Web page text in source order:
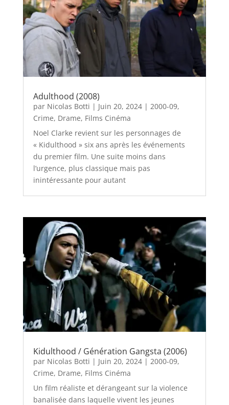
Adulthood (2008)
par Nicolas Botti | Juin 20, 2024| 2000-09,
Crime, Drame, Films Cinéma
Noel Clarke revient sur les personnages de
« Kidulthood » six ans après les événements
du premier film. Une suite moins dans
l’urgence, plus classique mais pas
inintéressante pour autant
Kidulthood / Génération Gangsta (2006)
par Nicolas Botti | Juin 20, 2024| 2000-09,
Crime, Drame, Films Cinéma
Un film réaliste et dérangeant sur la violence
banalisée dans laquelle vivent les jeunes